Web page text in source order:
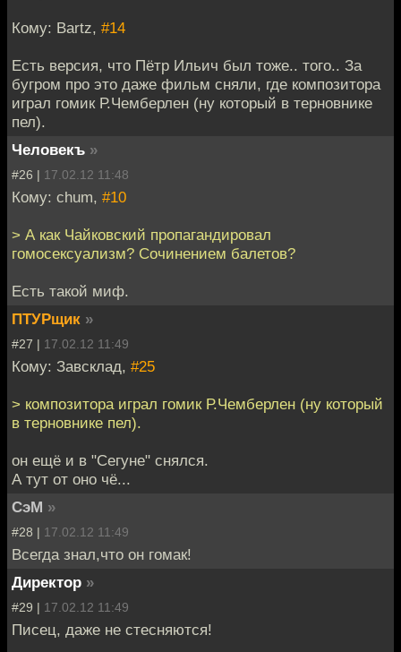
Кому: Bartz, #14
Есть версия, что Пётр Ильич был тоже.. того.. За
бугром про это даже фильм сняли, где композитора
играл гомик Р.Чемберлен (ну который в терновнике
пел).
Человекъ »
#26 | 17.02.12 11:48
Кому: chum, #10
> А как Чайковский пропагандировал
гомосексуализм? Сочинением балетов?
Есть такой миф.
ПТУРщик »
#27 | 17.02.12 11:49
Кому: Завсклад, #25
> композитора играл гомик Р.Чемберлен (ну который
в терновнике пел).
он ещё и в "Сегуне" снялся.
А тут от оно чё...
СэМ »
#28 | 17.02.12 11:49
Всегда знал,что он гомак!
Директор »
#29 | 17.02.12 11:49
Писец, даже не стесняются!